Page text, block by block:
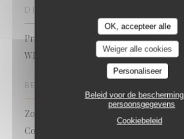
OK, accepteer alle
Weiger alle cookies
Personaliseer
Beleid voor de
persoonsgegevens
Cookiebeleid
DIENSTEN
Private Hire, Airconditioning,
WIFI
BETAALMETHODEN
Zonder contact, Apple Pay, Paiement
ContactPaiement Sans Contact,